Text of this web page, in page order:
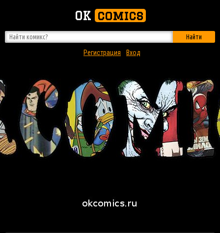
OK comics
Найти
Регистрация
Вход